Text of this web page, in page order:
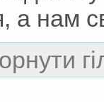
а нам